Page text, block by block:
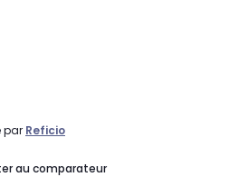
par Reficio
au comparateur